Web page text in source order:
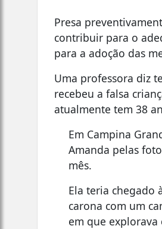
Presa
contribuir para o
para a adoção das
Uma professora diz
recebeu a falsa
atualmente tem 38
Em Campina
Amanda pelas
mês.
Ela teria chegado
carona com um
em que explorava